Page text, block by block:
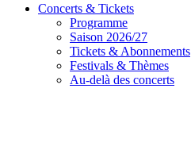
Concerts & Tickets
Programme
Saison 2026/27
Tickets & Abonnements
Festivals & Thèmes
Au-delà des concerts